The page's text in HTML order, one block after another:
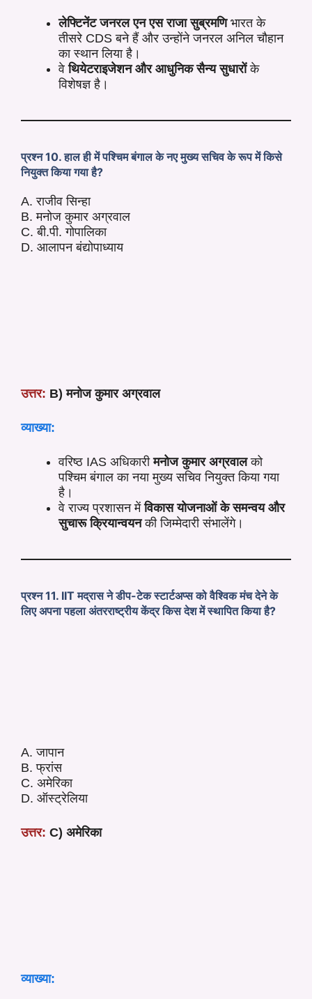
लेफ्टिनेंट जनरल एन एस राजा सुब्रमणिभारत के
तीसरे CDS बने हैं और उन्होंने जनरल अनिल चौहान
का स्थान लिया है।
वेथियेटराइजेशन और आधुनिक सैन्य सुधारोंके
विशेषज्ञ है।
प्रश्न 10. हाल ही में पश्चिम बंगाल के नए मुख्य सचिव के रूप में किसे
नियुक्त किया गया है?
A. राजीव सिन्हा
B. मनोज कुमार अग्रवाल
C. बी.पी. गोपालिका
D. आलापन बंद्योपाध्याय
उत्तर: B) मनोज कुमार अग्रवाल
व्याख्या:
वरिष्ठ IAS अधिकारीमनोज कुमार अग्रवालको
पश्चिम बंगाल का नया मुख्य सचिव नियुक्त किया गया
है।
वे राज्य प्रशासन मेंविकास योजनाओं के समन्वय और
सुचारू क्रियान्वयनकी जिम्मेदारी संभालेंगे।
प्रश्न 11. IIT मद्रास ने डीप-टेक स्टार्टअप्स को वैश्विक मंच देने के
लिए अपना पहला अंतरराष्ट्रीय केंद्र किस देश में स्थापित किया है?
A. जापान
B. फ्रांस
C. अमेरिका
D. ऑस्ट्रेलिया
उत्तर: C) अमेरिका
व्याख्या: